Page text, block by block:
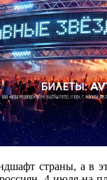
страны, а в